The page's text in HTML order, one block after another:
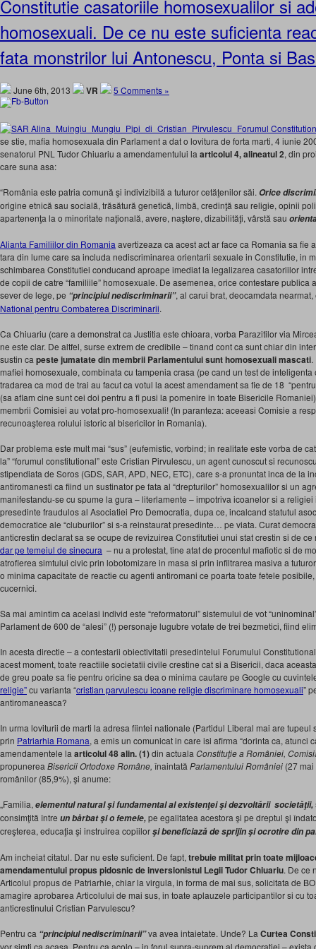
Constitutie casatoriile homosexualilor si
homosexuali. De ce nu este suficienta
fata monstrilor lui Antonescu, Ponta si
June 6th, 2013 VR 5 Comments »
se stie, mafia homosexuala din Parlament a dat o lovitura de forta marti, 4 iunie
senatorul PNL Tudor Chiuariu a amendamentului la articolul 4, alineatul 2, din
care suna asa:
“România este patria comună şi indivizibilă a tuturor cetăţenilor săi. Orice
origine etnică sau socială, trăsătură genetică, limbă, credinţă sau religie, opinii
apartenenţa la o minoritate naţională, avere, naştere, dizabilităţi, vârstă sau
Alianta Familiilor din Romania avertizeaza ca acest act ar face ca Romania sa fie
tara din lume care sa includa nediscriminarea orientarii sexuale in Constitutie, in
schimbarea Constitutiei conducand aproape imediat la legalizarea casatoriilor
de copii de catre “familiile” homosexuale. De asemenea, orice contestare publica
sever de lege, pe “principiul nediscriminarii”, al carui brat, deocamdata
National pentru Combaterea Discriminarii.
Ca Chiuariu (care a demonstrat ca Justitia este chioara, vorba Parazitilor via
ne este clar. De altfel, surse extrem de credibile – tinand cont ca sunt chiar din
sustin ca peste jumatate din membrii Parlamentului sunt homosexuali mascati.
mafiei homosexuale, combinata cu tampenia crasa (pe cand un test de
tradarea ca mod de trai au facut ca votul la acest amendament sa fie de 18
(sa aflam cine sunt cei doi pentru a fi pusi la pomenire in toate Bisericile
membrii Comisiei au votat pro-homosexuali! (In paranteza: aceeasi Comisie a
recunoaşterea rolului istoric al bisericilor in Romania).
Dar problema este mult mai “sus” (eufemistic, vorbind; in realitate este vorba de
la” “forumul constitutional” este Cristian Pirvulescu, un agent cunoscut si
stipendiata de Soros (GDS, SAR, APD, NEC, ETC), care s-a pronuntat inca de la
antiromanesti ca fiind un sustinator pe fata al “drepturilor” homosexualilor si un
manifestandu-se cu spume la gura – literlamente – impotriva icoanelor si a
presedinte fraudulos al Asociatiei Pro Democratia, dupa ce, incalcand statutul
democratice ale “cluburilor” si s-a reinstaurat presedinte… pe viata. Curat
anticrestin declarat sa se ocupe de revizuirea Constitutiei unui stat crestin si de
dar pe temeiul de sinecura – nu a protestat, tine atat de procentul mafiotic si de
atrofierea simtului civic prin lobotomizare in masa si prin infiltrarea masiva a
o minima capacitate de reactie cu agenti antiromani ce poarta toate fetele
cucernici.
Sa mai amintim ca acelasi individ este “reformatorul” sistemului de vot
Parlament de 600 de “alesi” (!) personaje lugubre votate de trei bezmetici, fiind
In acesta directie – a contestarii obiectivitatii presedintelui Forumului
acest moment, toate reactiile societatii civile crestine cat si a Bisericii, daca
de greu poate sa fie pentru oricine sa dea o minima cautare pe Google cu
religie”cu varianta “cristian parvulescu icoane religie discriminare homosexuali”
antiromaneasca?
In urma loviturii de marti la adresa fiintei nationale (Partidul Liberal mai are tupeul
prin Patriarhia Romana, a emis un comunicat in care isi afirma “dorinta ca, atunci
amendamentele la articolul 48 alin. (1)din actuala Constituţie a României,
propunerea Bisericii Ortodoxe Române, înaintată Parlamentului României (27
românilor (85,9%), şi anume:
„Familia, elementul natural şi fundamental al existenţei şi dezvoltării societăţii,
consimţită între un bărbat şi o femeie,pe egalitatea acestora şi pe dreptul şi
creşterea, educaţia şi instruirea copiilorşi beneficiază de sprijin şi ocrotire din
Am incheiat citatul. Dar nu este suficient. De fapt, trebuie militat prin toate
amendamentului propus pidosnic de inversionistul Legii Tudor Chiuariu. De ce
Articolul propus de Patriarhie, chiar la virgula, in forma de mai sus, solicitata de
amagire aprobarea Articolului de mai sus, in toate aplauzele participantilor si cu
anticrestinului Cristian Parvulescu?
Pentru ca “principiul nediscriminarii”va avea intaietate. Unde? La Curtea
vor simti ca acasa. Pentru ca acolo – in forul supra-suprem al democratiei –